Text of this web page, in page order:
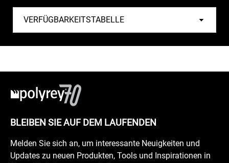
BLEIBEN SIE AUF DEM LAUFENDEN
Melden Sie sich an, um interessante Neuigkeiten und
Updates zu neuen Produkten, Tools und Inspirationen in